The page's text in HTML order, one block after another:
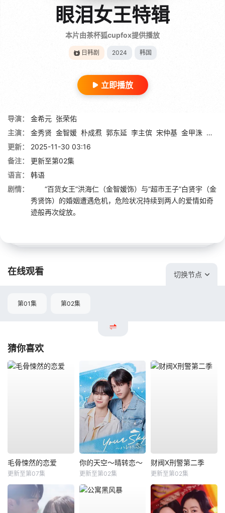
眼泪女王特辑
本片由茶杯狐cupfox提供播放
日韩剧 2024 韩国
立即播放
导演： 金希元 张荣佑
主演：
金秀贤 金智媛 朴成焄 郭东延 李主傧 宋仲基 金甲洙 李美
更新：
2025-11-30 03:16
备注：
更新至第02集
语言：
韩语
剧情：
“百货女王”洪海仁（金智媛饰）与“超市王子”白贤宇（金
秀贤饰）的婚姻遭遇危机，危险状况持续到两人的爱情如奇
迹般再次绽放。
在线观看 切换节点
第01集 第02集
猜你喜欢
毛骨悚然的恋爱
更新至第07集
你的天空～晴转恋～
更新至第02集
财阀X刑警第二季
更新至第02集